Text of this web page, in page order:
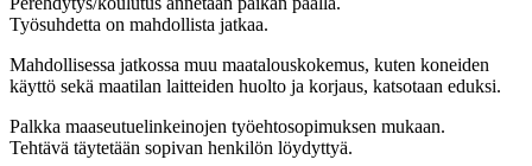
Työsuhdetta on mahdollista jatkaa.
Mahdollisessa jatkossa muu maatalouskokemus, kuten koneiden
käyttö sekä maatilan laitteiden huolto ja korjaus, katsotaan eduksi.
Palkka maaseutuelinkeinojen työehtosopimuksen mukaan.
Tehtävä täytetään sopivan henkilön löydyttyä.